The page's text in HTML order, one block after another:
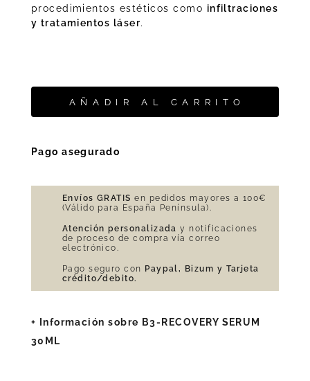
procedimientos estéticos como infiltraciones
y tratamientos láser.
AÑADIR AL CARRITO
Pago asegurado
Envíos GRATIS en pedidos mayores a 100€
(Válido para España Península).
Atención personalizada y notificaciones
de proceso de compra vía correo
electrónico.
Pago seguro con Paypal, Bizum y Tarjeta
crédito/debito.
+ Información sobre B3-RECOVERY SERUM
30ML